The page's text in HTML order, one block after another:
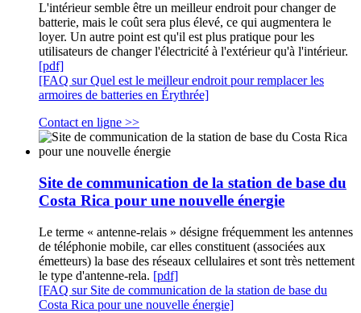
L'intérieur semble être un meilleur endroit pour changer de
batterie, mais le coût sera plus élevé, ce qui augmentera le
loyer. Un autre point est qu'il est plus pratique pour les
utilisateurs de changer l'électricité à l'extérieur qu'à l'intérieur.
[pdf]
[FAQ sur Quel est le meilleur endroit pour remplacer les
armoires de batteries en Érythrée]
Contact en ligne >>
Site de communication de la station de base du
Costa Rica pour une nouvelle énergie
Le terme « antenne-relais » désigne fréquemment les antennes
de téléphonie mobile, car elles constituent (associées aux
émetteurs) la base des réseaux cellulaires et sont très nettement
le type d'antenne-rela. [pdf]
[FAQ sur Site de communication de la station de base du
Costa Rica pour une nouvelle énergie]